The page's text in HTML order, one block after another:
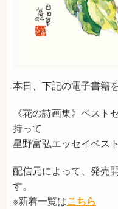
本日、下記の電子書籍
《花の詩画集》ベス
持って
星野富弘エッセイベス
配信元によって、発売
す。
※新着一覧はこちら